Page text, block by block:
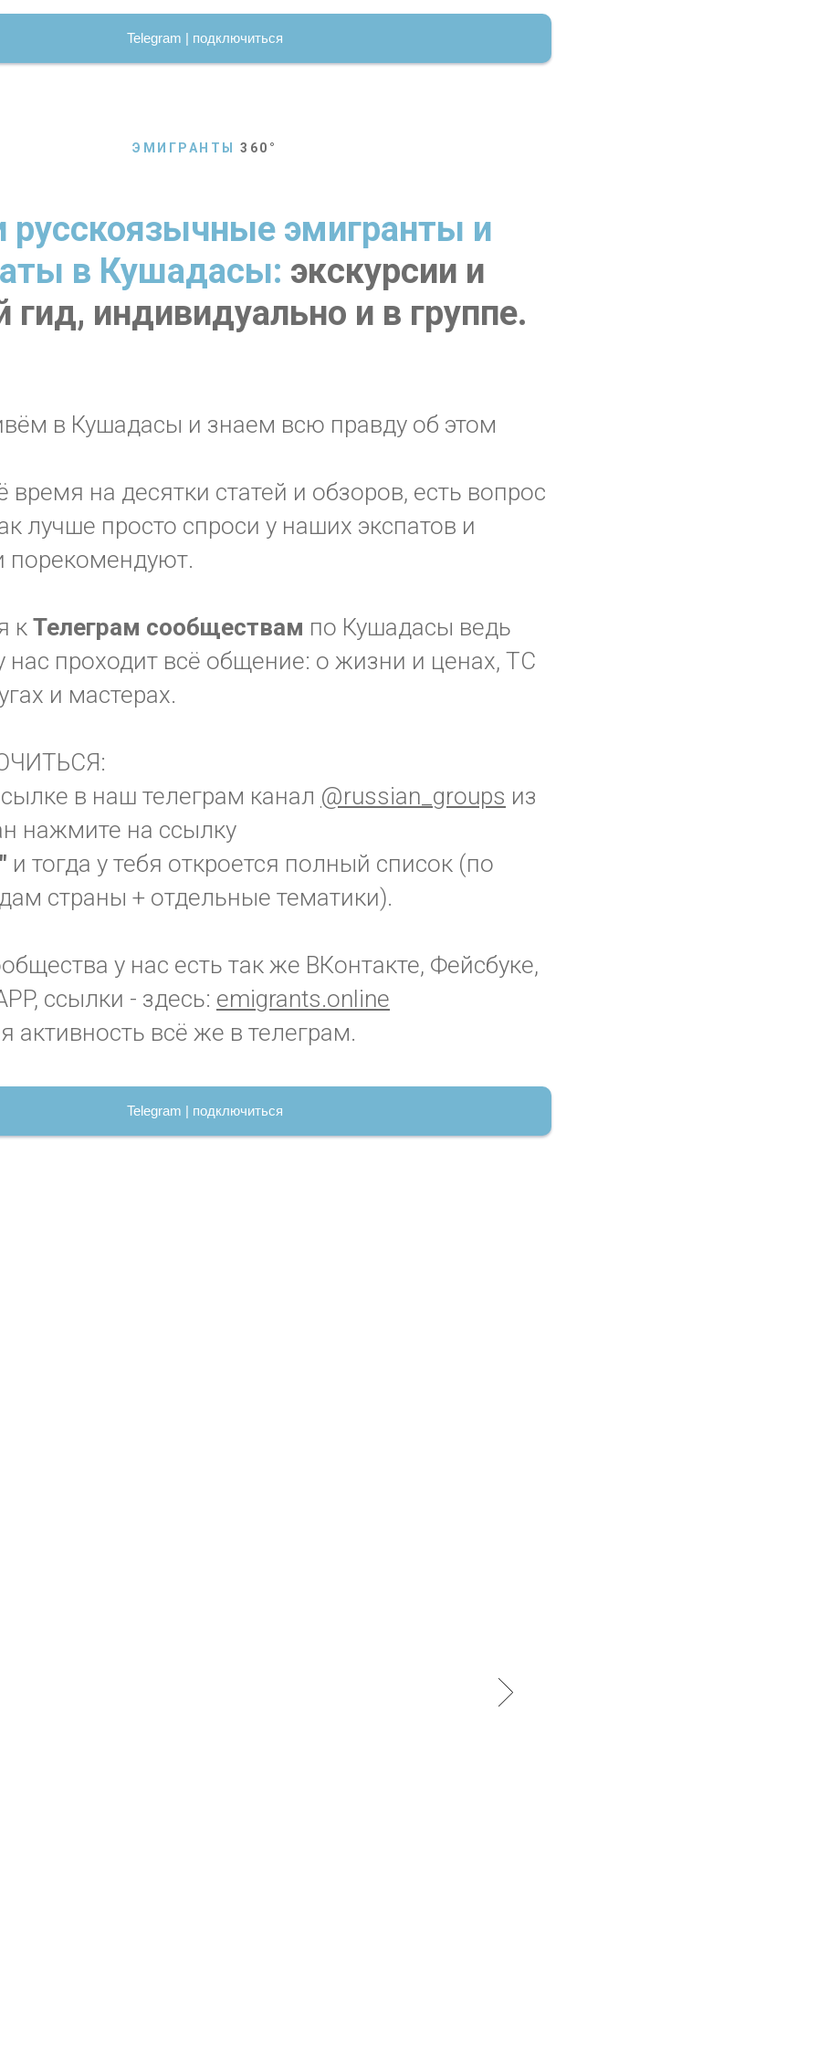
Telegram | подключиться
ЭМИГРАНТЫ 360 °
эмигранты и
в Кушадасы: экскурсии и
гид, индивидуально и в группе.
в Кушадасы и знаем всю правду об этом
время на десятки статей и обзоров, есть вопрос
лучше просто спроси у наших экспатов и
порекомендуют.
к Телеграм сообществам по Кушадасы ведь
нас проходит всё общение: о жизни и ценах, ТС
и мастерах.
в наш телеграм канал @russian_groups из
нажмите на ссылку
и тогда у тебя откроется полный список (по
страны + отдельные тематики).
у нас есть так же ВКонтакте, Фейсбуке,
ссылки - здесь: emigrants.online
активность всё же в телеграм.
Telegram | подключиться